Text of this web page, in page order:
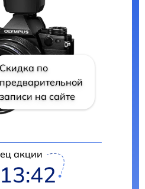
Скидка по
предварительной
записи на сайте
акции